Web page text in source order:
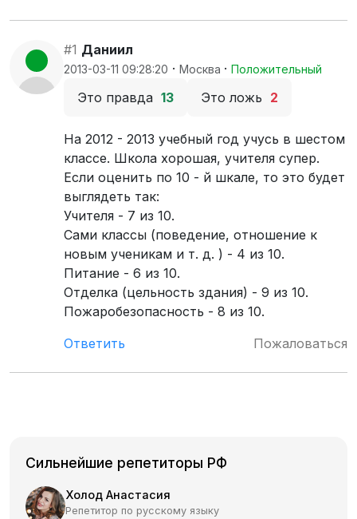
#1 Даниил
2013-03-11 09:28:20 · Москва · Положительный
Это правда 13 Это ложь 2
На 2012 - 2013 учебный год учусь в шестом
классе. Школа хорошая, учителя супер.
Если оценить по 10 - й шкале, то это будет
выглядеть так:
Учителя - 7 из 10.
Сами классы (поведение, отношение к
новым ученикам и т. д. ) - 4 из 10.
Питание - 6 из 10.
Отделка (цельность здания) - 9 из 10.
Пожаробезопасность - 8 из 10.
Ответить
Пожаловаться
Сильнейшие репетиторы РФ
Холод Анастасия
Репетитор по русскому языку